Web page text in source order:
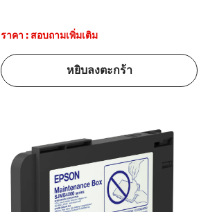
ราคา : สอบถามเพิ่มเติม
หยิบลงตะกร้า